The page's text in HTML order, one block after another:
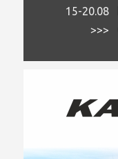
15-20.08
>>>